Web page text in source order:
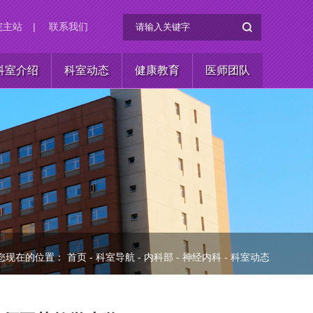
主站 | 联系我们
室介绍 科室动态 健康教育 医师团队
现在的位置： 首页 - 科室导航 - 内科部 - 神经内科 - 科室动态